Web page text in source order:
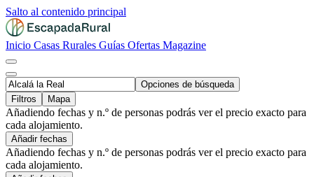
Salto al contenido principal
Inicio Casas Rurales Guías Ofertas Magazine
Opciones de búsqueda
Filtros
Mapa
Añadiendo fechas y n.º de personas podrás ver el precio exacto para
cada alojamiento.
Añadir fechas
Añadiendo fechas y n.º de personas podrás ver el precio exacto para
cada alojamiento.